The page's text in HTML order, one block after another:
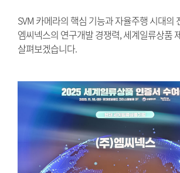
SVM 카메라의 핵심 기능과 자율주행 시대의
엠씨넥스의 연구개발 경쟁력, 세계일류상품
살펴보겠습니다.